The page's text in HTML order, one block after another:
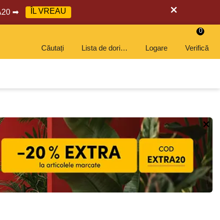
➡ ÎL VREAU
Căutați Lista de dorințe Logare Verifică
0